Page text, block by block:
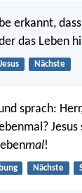
erkannt,
das Leben
Jesus Nächste
sprach:
mal!
Nächste